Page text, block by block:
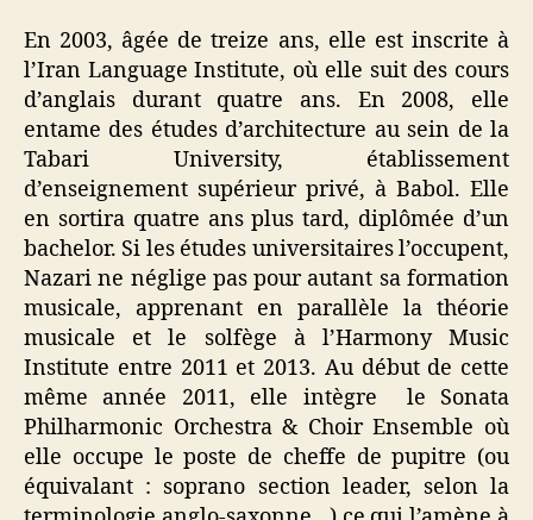
En 2003, âgée de treize ans, elle est inscrite à
l’Iran Language Institute, où elle suit des cours
d’anglais durant quatre ans. En 2008, elle
entame des études d’architecture au sein de la
Tabari University, établissement
d’enseignement supérieur privé, à Babol. Elle
en sortira quatre ans plus tard, diplômée d’un
bachelor. Si les études universitaires l’occupent,
Nazari ne néglige pas pour autant sa formation
musicale, apprenant en parallèle la théorie
musicale et le solfège à l’Harmony Music
Institute entre 2011 et 2013. Au début de cette
même année 2011, elle intègre le Sonata
Philharmonic Orchestra & Choir Ensemble où
elle occupe le poste de cheffe de pupitre (ou
équivalant : soprano section leader, selon la